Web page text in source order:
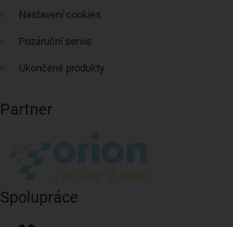
Nastavení cookies
Pozáruční servis
Ukončené produkty
Partner
Spolupráce